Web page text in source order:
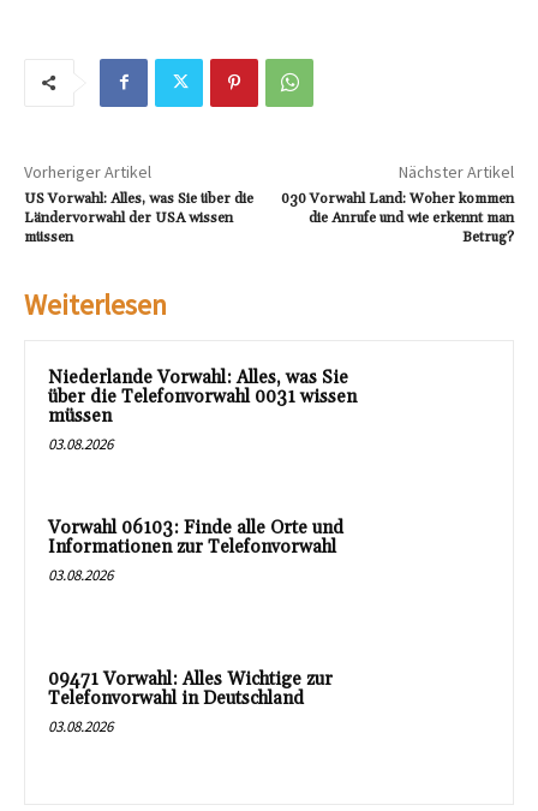
Vorheriger Artikel
US Vorwahl: Alles, was Sie über die
Ländervorwahl der USA wissen
müssen
Nächster Artikel
030 Vorwahl Land: Woher kommen
die Anrufe und wie erkennt man
Betrug?
Weiterlesen
Niederlande Vorwahl: Alles, was Sie
über die Telefonvorwahl 0031 wissen
müssen
03.08.2026
Vorwahl 06103: Finde alle Orte und
Informationen zur Telefonvorwahl
03.08.2026
09471 Vorwahl: Alles Wichtige zur
Telefonvorwahl in Deutschland
03.08.2026